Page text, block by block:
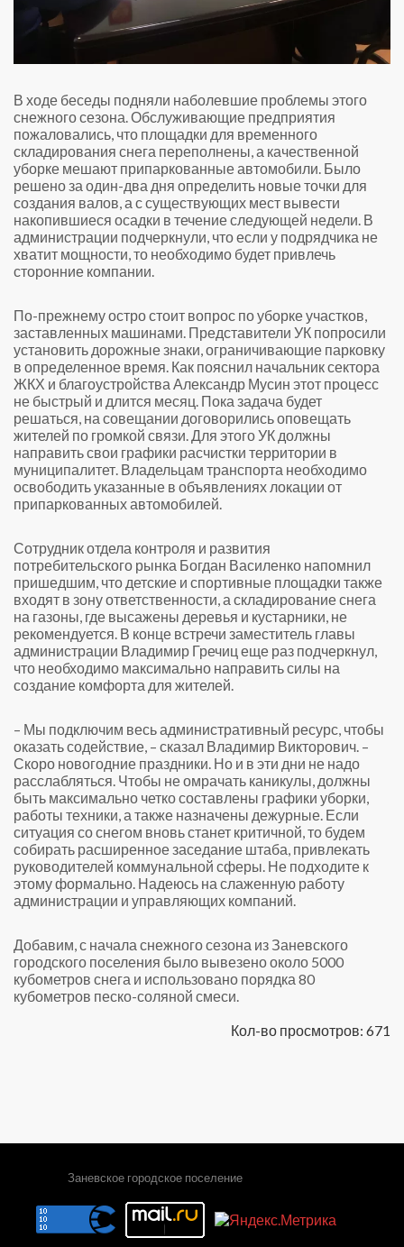
В ходе беседы подняли наболевшие проблемы этого
снежного сезона. Обслуживающие предприятия
пожаловались, что площадки для временного
складирования снега переполнены, а качественной
уборке мешают припаркованные автомобили. Было
решено за один-два дня определить новые точки для
создания валов, а с существующих мест вывести
накопившиеся осадки в течение следующей недели. В
администрации подчеркнули, что если у подрядчика не
хватит мощности, то необходимо будет привлечь
сторонние компании.
По-прежнему остро стоит вопрос по уборке участков,
заставленных машинами. Представители УК попросили
установить дорожные знаки, ограничивающие парковку
в определенное время. Как пояснил начальник сектора
ЖКХ и благоустройства Александр Мусин этот процесс
не быстрый и длится месяц. Пока задача будет
решаться, на совещании договорились оповещать
жителей по громкой связи. Для этого УК должны
направить свои графики расчистки территории в
муниципалитет. Владельцам транспорта необходимо
освободить указанные в объявлениях локации от
припаркованных автомобилей.
Сотрудник отдела контроля и развития
потребительского рынка Богдан Василенко напомнил
пришедшим, что детские и спортивные площадки также
входят в зону ответственности, а складирование снега
на газоны, где высажены деревья и кустарники, не
рекомендуется. В конце встречи заместитель главы
администрации Владимир Гречиц еще раз подчеркнул,
что необходимо максимально направить силы на
создание комфорта для жителей.
– Мы подключим весь административный ресурс, чтобы
оказать содействие, – сказал Владимир Викторович. –
Скоро новогодние праздники. Но и в эти дни не надо
расслабляться. Чтобы не омрачать каникулы, должны
быть максимально четко составлены графики уборки,
работы техники, а также назначены дежурные. Если
ситуация со снегом вновь станет критичной, то будем
собирать расширенное заседание штаба, привлекать
руководителей коммунальной сферы. Не подходите к
этому формально. Надеюсь на слаженную работу
администрации и управляющих компаний.
Добавим, с начала снежного сезона из Заневского
городского поселения было вывезено около 5000
кубометров снега и использовано порядка 80
кубометров песко-соляной смеси.
Кол-во просмотров: 671
Заневское городское поселение